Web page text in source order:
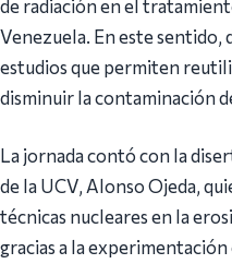
de radiación en el
Venezuela. En este sentido,
estudios que permiten
disminuir la contaminación
La jornada contó con la
de la UCV, Alonso Ojeda,
técnicas nucleares en la
gracias a la